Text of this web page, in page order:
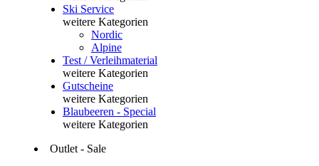
Ski Service
weitere Kategorien
Nordic
Alpine
Test / Verleihmaterial
weitere Kategorien
Gutscheine
weitere Kategorien
Blaubeeren - Special
weitere Kategorien
Outlet - Sale